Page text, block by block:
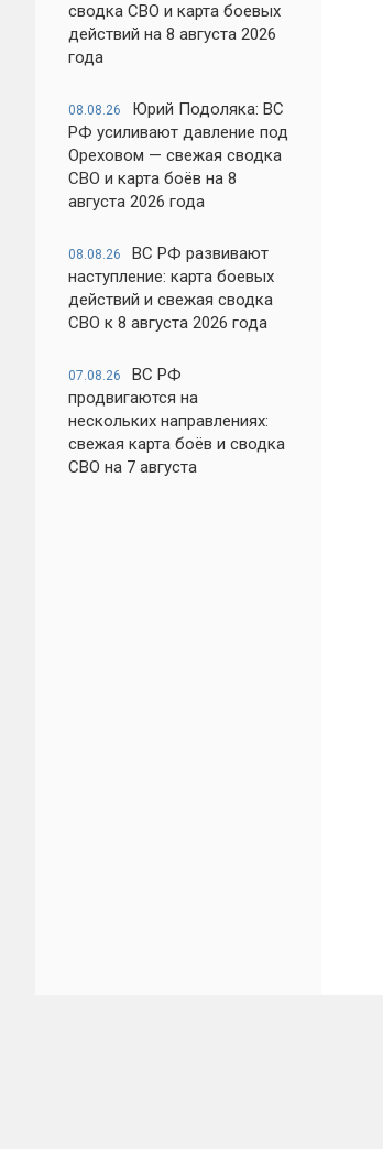
сводка СВО и карта боевых
действий на 8 августа 2026
года
08.08.26
Юрий Подоляка: ВС
РФ усиливают давление под
Ореховом — свежая сводка
СВО и карта боёв на 8
августа 2026 года
08.08.26
ВС РФ развивают
наступление: карта боевых
действий и свежая сводка
СВО к 8 августа 2026 года
07.08.26
ВС РФ
продвигаются на
нескольких направлениях:
свежая карта боёв и сводка
СВО на 7 августа